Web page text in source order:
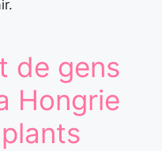
de gens
Hongrie